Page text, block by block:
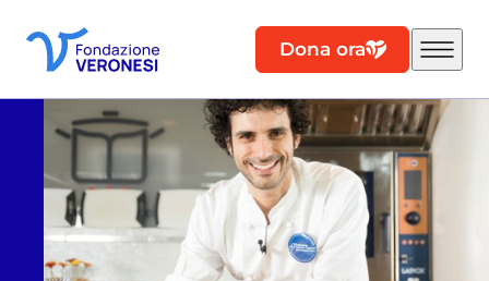
Dona ora